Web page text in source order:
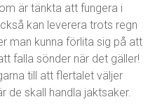
är tänkta att fungera i
kan leverera trots regn
man kunna förlita sig på att
falla sönder när det gäller!
till att flertalet väljer
de skall handla jaktsaker.